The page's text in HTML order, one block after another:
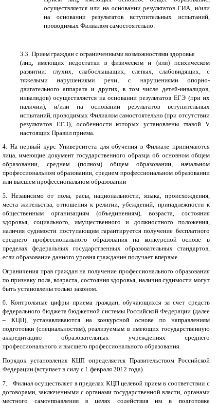
осуществляется или на основании результатов ГИА, и/или
на основании результатов вступительных испытаний,
проводимых Филиалом самостоятельно.
3.3 Прием граждан с ограниченными возможностями здоровья
(лиц, имеющих недостатки в физическом и (или) психическом
развитии: глухих, слабослышащих, слепых, слабовидящих, с
тяжелыми нарушениями речи, с нарушениями опорно-
двигательного аппарата и других, в том числе детей-инвалидов,
инвалидов) осуществляется на основании результатов ЕГЭ (при их
наличии), и/или на основании результатов вступительных
испытаний, проводимых Филиалом самостоятельно (при отсутствии
результатов ЕГЭ), особенности которых установлены главой V
настоящих Правил приема.
4. На первый курс Университета для обучения в Филиале принимаются
лица, имеющие документ государственного образца об основном общем
образовании, среднем (полном) общем образовании, начальном
профессиональном образовании, среднем профессиональном образовании
или высшем профессиональном образовании
5. Независимо от пола, расы, национальности, языка, происхождения,
места жительства, отношения к религии, убеждений, принадлежности к
общественным организациям (объединениям), возраста, состояния
здоровья, социального, имущественного и должностного положения,
наличия судимости поступающим гарантируется получение бесплатного
среднего профессионального образования на конкурсной основе в
пределах федеральных государственных образовательных стандартов,
если образование данного уровня гражданин получает впервые.
Ограничения прав граждан на получение профессионального образования
по признаку пола, возраста, состояния здоровья, наличия судимости могут
быть установлены только законом.
6. Контрольные цифры приема граждан, обучающихся за счет средств
федерального бюджета бюджетной системы Российской Федерации (далее
– КЦП), устанавливаются на конкурсной основе по направлениям
подготовки (специальностям), реализуемым в имеющих государственную
аккредитацию образовательных учреждениях среднего
профессионального и высшего профессионального образования.
Порядок установления КЦП определяется Правительством Российской
Федерации (вступает в силу с 1 февраля 2012 года).
7.
Филиал осуществляет в пределах КЦП целевой прием в соответствии с
договорами, заключенными с органами государственной власти, органами
местного самоуправления в целях содействия им в подготовке